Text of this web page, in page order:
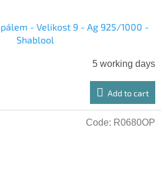
- Velikost 9 - Ag 925/1000 -
Shablool
5 working days
Add to cart
Code: R0680OP